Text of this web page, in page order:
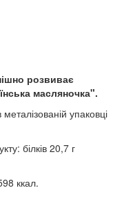
розвиває
масляночка".
упаковці
білків 20,7 г
ккал.